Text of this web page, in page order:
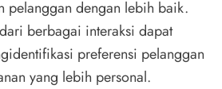
pelanggan dengan lebih baik.
berbagai interaksi dapat
preferensi pelanggan
yang lebih personal.